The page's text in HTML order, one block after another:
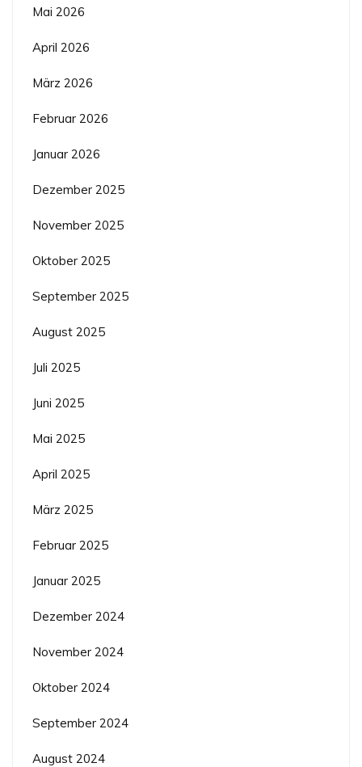
Mai 2026
April 2026
März 2026
Februar 2026
Januar 2026
Dezember 2025
November 2025
Oktober 2025
September 2025
August 2025
Juli 2025
Juni 2025
Mai 2025
April 2025
März 2025
Februar 2025
Januar 2025
Dezember 2024
November 2024
Oktober 2024
September 2024
August 2024